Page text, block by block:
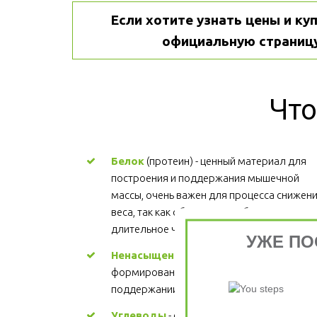
Если хотите узнать цены и
официальную
Белок (протеин) - ценный материал для
построения и поддержания мышечной
массы, очень важен для процесса
веса, так как обеспечивает более
длительное чувство сытости.
Ненасыщенные жиры
формировании структуры каждой клетки,
поддержании здорового сердца. Цена
УЖЕ